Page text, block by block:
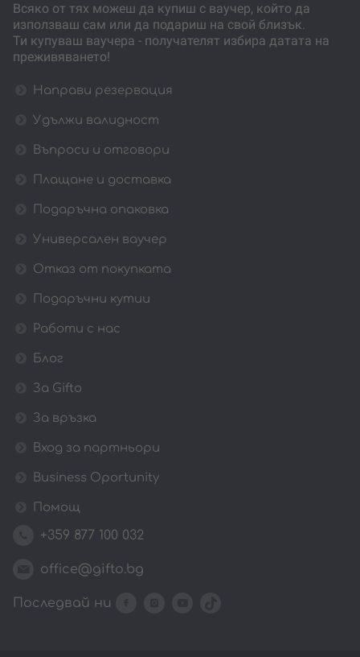
Всяко от тях можеш да купиш с ваучер, който да
използваш сам или да подариш на свой близък.
Ти купуваш ваучера - получателят избира датата на
преживяването!
Направи резервация
Удължи валидност
Въпроси и отговори
Плащане и доставка
Подаръчна опаковка
Универсален ваучер
Отказ от покупката
Подаръчни кутии
Работи с нас
Блог
За Gifto
За връзка
Вход за партньори
Business Oportunity
Помощ
+359 877 100 032
office@gifto.bg
Последвай ни